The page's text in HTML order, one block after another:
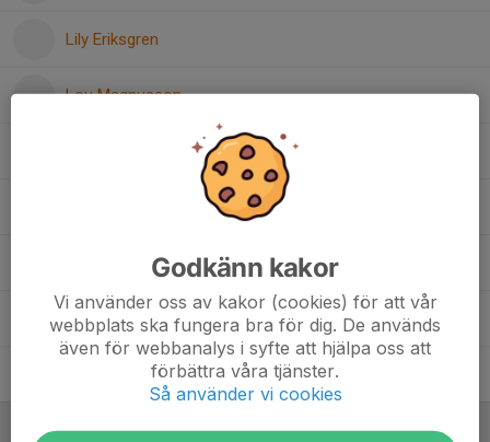
Lily Eriksgren
Lou Magnusson
Melissa Tekin
Noelle Magnusson Can
Tilde Eriksson Lem
Ledare
Godkänn kakor
Vi använder oss av kakor (cookies) för att vår
webbplats ska fungera bra för dig. De används
även för webbanalys i syfte att hjälpa oss att
förbättra våra tjänster.
Så använder vi cookies